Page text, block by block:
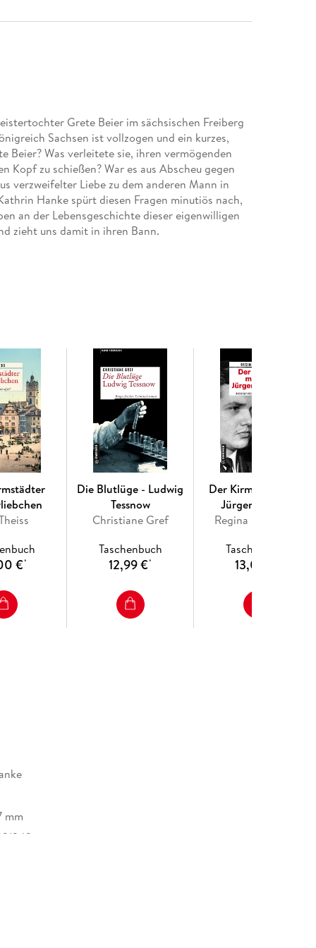
Grete Beier im sächsischen Freiberg
Sachsen ist vollzogen und ein kurzes,
Beier? Was verleitete sie, ihren vermögenden
zu schießen? War es aus Abscheu gegen
verzweifelter Liebe zu dem anderen Mann in
Hanke spürt diesen Fragen minutiös nach,
an der Lebensgeschichte dieser eigenwilligen
zieht uns damit in ihren Bann.
€*
Die Blutlüge - Ludwig
Tessnow
Christiane Gref
Taschenbuch
12,99 €*
Der Kirmesmörder -
Jürgen Bartsch
Regina Schleheck
Taschenbuch
13,00 €
mm